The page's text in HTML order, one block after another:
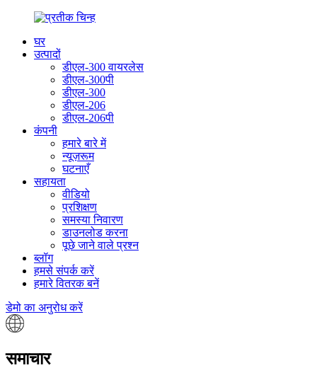
घर
उत्पादों
डीएल-300 वायरलेस
डीएल-300पी
डीएल-300
डीएल-206
डीएल-206पी
कंपनी
हमारे बारे में
न्यूज़रूम
घटनाएँ
सहायता
वीडियो
प्रशिक्षण
समस्या निवारण
डाउनलोड करना
पूछे जाने वाले प्रश्न
ब्लॉग
हमसे संपर्क करें
हमारे वितरक बनें
डेमो का अनुरोध करें
समाचार